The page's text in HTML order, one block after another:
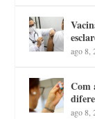
ago 8,
Com
ago 8,